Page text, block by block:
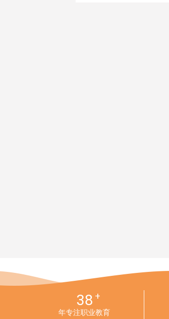
38 +
年专注职业教育